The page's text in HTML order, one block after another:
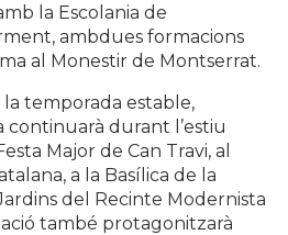
la Escolania de
ambdues formacions
al Monestir de Montserrat.
temporada estable,
continuarà durant l’estiu
Major de Can Travi, al
a la Basílica de la
del Recinte Modernista
també protagonitzarà